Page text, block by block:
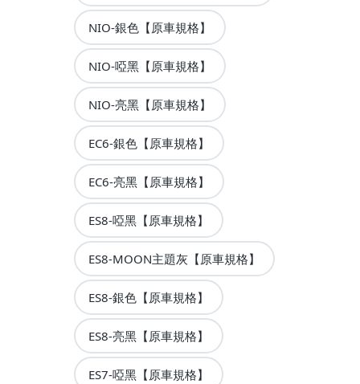
NIO-銀色【原車規格】
NIO-啞黑【原車規格】
NIO-亮黑【原車規格】
EC6-銀色【原車規格】
EC6-亮黑【原車規格】
ES8-啞黑【原車規格】
ES8-MOON主題灰【原車規格】
ES8-銀色【原車規格】
ES8-亮黑【原車規格】
ES7-啞黑【原車規格】